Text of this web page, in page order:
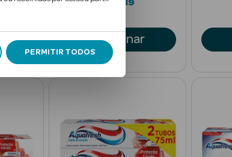
PERMITIR TODOS
89
Adicionar